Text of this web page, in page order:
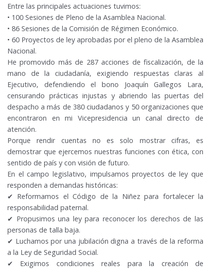
Entre las principales actuaciones tuvimos:
• 100 Sesiones de Pleno de la Asamblea Nacional.
• 86 Sesiones de la Comisión de Régimen Económico.
• 60 Proyectos de ley aprobadas por el pleno de la Asamblea
Nacional.
He promovido más de 287 acciones de fiscalización, de la
mano de la ciudadanía, exigiendo respuestas claras al
Ejecutivo, defendiendo el bono Joaquín Gallegos Lara,
censurando prácticas injustas y abriendo las puertas del
despacho a más de 380 ciudadanos y 50 organizaciones que
encontraron en mi Vicepresidencia un canal directo de
atención.
Porque rendir cuentas no es solo mostrar cifras, es
demostrar que ejercemos nuestras funciones con ética, con
sentido de país y con visión de futuro.
En el campo legislativo, impulsamos proyectos de ley que
responden a demandas históricas:
✔ Reformamos el Código de la Niñez para fortalecer la
responsabilidad paternal.
✔ Propusimos una ley para reconocer los derechos de las
personas de talla baja.
✔ Luchamos por una jubilación digna a través de la reforma
a la Ley de Seguridad Social.
✔ Exigimos condiciones reales para la creación de